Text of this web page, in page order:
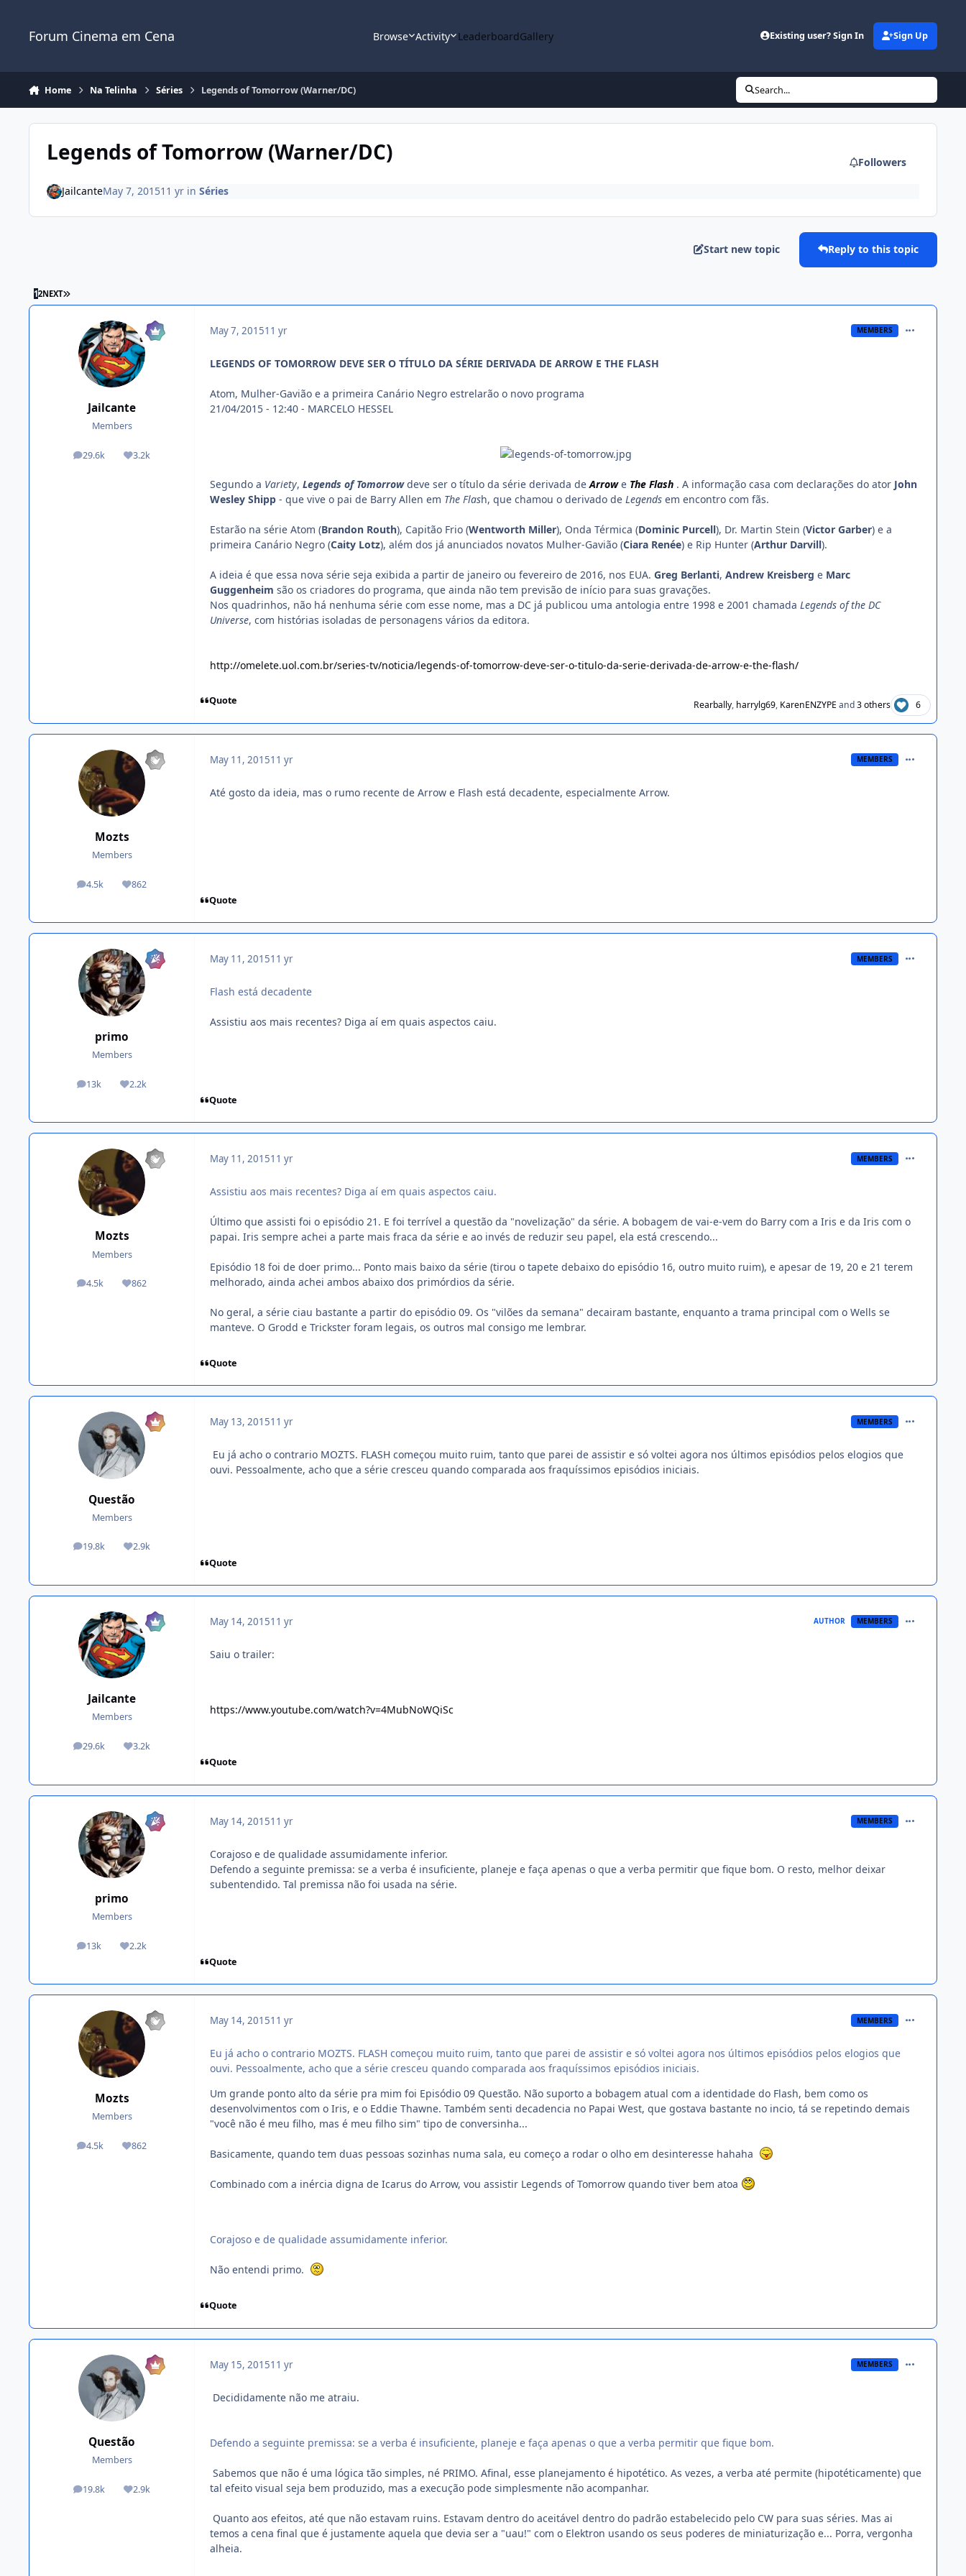
Forum Cinema em Cena Browse Activity LeaderboardGallery Existing user? Sign In Sign Up
Home Na Telinha Séries Legends of Tomorrow (Warner/DC) Search...
Legends of Tomorrow (Warner/DC) Followers
JailcanteMay 7, 201511 yrin Séries
Start new topic Reply to this topic
12NEXT
Jailcante
Members
29.6k
posts 3.2k
Reputation
May 7, 201511 yr MEMBERS
LEGENDS OF TOMORROW DEVE SER O TÍTULO DA SÉRIE DERIVADA DE ARROW E THE FLASH
Atom, Mulher-Gavião e a primeira Canário Negro estrelarão o novo programa
21/04/2015 - 12:40 - MARCELO HESSEL
Segundo a Variety, Legends of Tomorrow deve ser o título da série derivada deArrow e The Flash . A informação casa com declarações do ator John
Wesley Shipp - que vive o pai de Barry Allen em The Flash, que chamou o derivado de Legends em encontro com fãs.
Estarão na série Atom (Brandon Routh), Capitão Frio (Wentworth Miller), Onda Térmica (Dominic Purcell), Dr. Martin Stein (Victor Garber) e a
primeira Canário Negro (Caity Lotz), além dos já anunciados novatos Mulher-Gavião (Ciara Renée) e Rip Hunter (Arthur Darvill).
A ideia é que essa nova série seja exibida a partir de janeiro ou fevereiro de 2016, nos EUA. Greg Berlanti, Andrew Kreisberg e Marc
Guggenheim são os criadores do programa, que ainda não tem previsão de início para suas gravações.
Nos quadrinhos, não há nenhuma série com esse nome, mas a DC já publicou uma antologia entre 1998 e 2001 chamada Legends of the DC
Universe, com histórias isoladas de personagens vários da editora.
http://omelete.uol.com.br/series-tv/noticia/legends-of-tomorrow-deve-ser-o-titulo-da-serie-derivada-de-arrow-e-the-flash/
Quote Rearbally, harrylg69, KarenENZYPE and3 others 6
Mozts
Members
4.5k
posts 862
Reputation
May 11, 201511 yr MEMBERS
Até gosto da ideia, mas o rumo recente de Arrow e Flash está decadente, especialmente Arrow.
Quote
primo
Members
13k
posts 2.2k
Reputation
May 11, 201511 yr MEMBERS
Flash está decadente
Assistiu aos mais recentes? Diga aí em quais aspectos caiu.
Quote
Mozts
Members
4.5k
posts 862
Reputation
May 11, 201511 yr MEMBERS
Assistiu aos mais recentes? Diga aí em quais aspectos caiu.
Último que assisti foi o episódio 21. E foi terrível a questão da "novelização" da série. A bobagem de vai-e-vem do Barry com a Iris e da Iris com o
papai. Iris sempre achei a parte mais fraca da série e ao invés de reduzir seu papel, ela está crescendo...
Episódio 18 foi de doer primo... Ponto mais baixo da série (tirou o tapete debaixo do episódio 16, outro muito ruim), e apesar de 19, 20 e 21 terem
melhorado, ainda achei ambos abaixo dos primórdios da série.
No geral, a série ciau bastante a partir do episódio 09. Os "vilões da semana" decairam bastante, enquanto a trama principal com o Wells se
manteve. O Grodd e Trickster foram legais, os outros mal consigo me lembrar.
Quote
Questão
Members
19.8k
posts 2.9k
Reputation
May 13, 201511 yr MEMBERS
Eu já acho o contrario MOZTS. FLASH começou muito ruim, tanto que parei de assistir e só voltei agora nos últimos episódios pelos elogios que
ouvi. Pessoalmente, acho que a série cresceu quando comparada aos fraquíssimos episódios iniciais.
Quote
Jailcante
Members
29.6k
posts 3.2k
Reputation
May 14, 201511 yr AUTHOR MEMBERS
Saiu o trailer:
https://www.youtube.com/watch?v=4MubNoWQiSc
Quote
primo
Members
13k
posts 2.2k
Reputation
May 14, 201511 yr MEMBERS
Corajoso e de qualidade assumidamente inferior.
Defendo a seguinte premissa: se a verba é insuficiente, planeje e faça apenas o que a verba permitir que fique bom. O resto, melhor deixar
subentendido. Tal premissa não foi usada na série.
Quote
Mozts
Members
4.5k
posts 862
Reputation
May 14, 201511 yr MEMBERS
Eu já acho o contrario MOZTS. FLASH começou muito ruim, tanto que parei de assistir e só voltei agora nos últimos episódios pelos elogios que
ouvi. Pessoalmente, acho que a série cresceu quando comparada aos fraquíssimos episódios iniciais.
Um grande ponto alto da série pra mim foi Episódio 09 Questão. Não suporto a bobagem atual com a identidade do Flash, bem como os
desenvolvimentos com o Iris, e o Eddie Thawne. Também senti decadencia no Papai West, que gostava bastante no incio, tá se repetindo demais
"você não é meu filho, mas é meu filho sim" tipo de conversinha...
Basicamente, quando tem duas pessoas sozinhas numa sala, eu começo a rodar o olho em desinteresse hahaha
Combinado com a inércia digna de Icarus do Arrow, vou assistir Legends of Tomorrow quando tiver bem atoa
Corajoso e de qualidade assumidamente inferior.
Não entendi primo.
Quote
Questão
Members
19.8k
posts 2.9k
Reputation
May 15, 201511 yr MEMBERS
Decididamente não me atraiu.
Defendo a seguinte premissa: se a verba é insuficiente, planeje e faça apenas o que a verba permitir que fique bom.
Sabemos que não é uma lógica tão simples, né PRIMO. Afinal, esse planejamento é hipotético. As vezes, a verba até permite (hipotéticamente) que
tal efeito visual seja bem produzido, mas a execução pode simplesmente não acompanhar.
Quanto aos efeitos, até que não estavam ruins. Estavam dentro do aceitável dentro do padrão estabelecido pelo CW para suas séries. Mas ai
temos a cena final que é justamente aquela que devia ser a "uau!" com o Elektron usando os seus poderes de miniaturização e... Porra, vergonha
alheia.